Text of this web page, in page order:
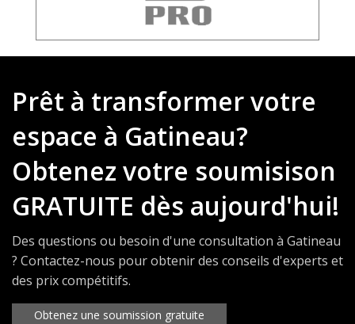
Prêt à transformer votre
espace à Gatineau?
Obtenez votre soumisison
GRATUITE dès aujourd'hui!
Des questions ou besoin d'une consultation à Gatineau
? Contactez-nous pour obtenir des conseils d'experts et
des prix compétitifs.
Obtenez une soumission gratuite